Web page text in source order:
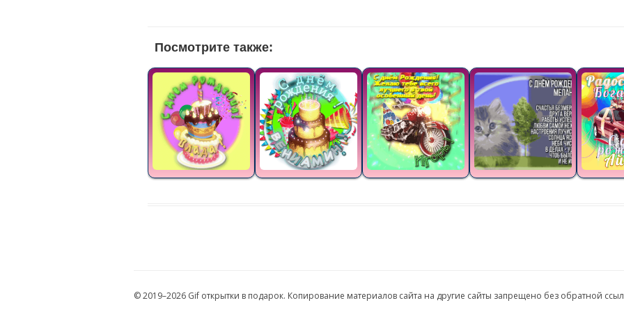
Посмотрите также:
© 2019–2026 Gif открытки в подарок. Копирование материалов сайта на другие сайты запрещено без обратной